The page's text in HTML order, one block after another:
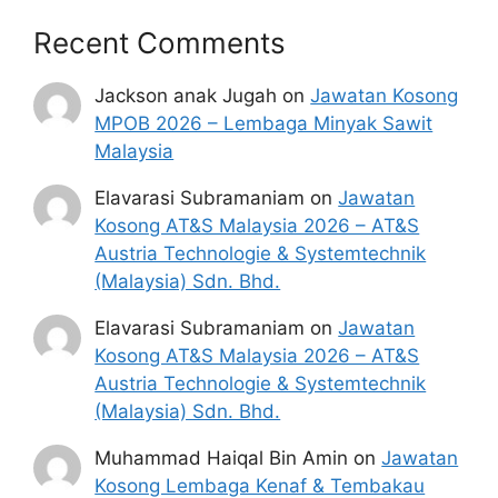
Gajah
Pulau Pinang
Daya
Kedah
Muda, Yan.
Johor
PPD Daerah Kulai,
PPD Daerah Batu
PPD Daerah Pasir
Gudang
Kelantan
PPD Daerah Tumpat
Merah
Recent Comments
Jackson anak Jugah onJawatan Kosong
MPOB 2026 – Lembaga Minyak Sawit
Malaysia
Elavarasi Subramaniam onJawatan
Kosong AT&S Malaysia 2026 – AT&S
Austria Technologie & Systemtechnik
(Malaysia) Sdn. Bhd.
Elavarasi Subramaniam onJawatan
Kosong AT&S Malaysia 2026 – AT&S
Austria Technologie & Systemtechnik
(Malaysia) Sdn. Bhd.
Muhammad Haiqal Bin Amin onJawatan
Kosong Lembaga Kenaf & Tembakau